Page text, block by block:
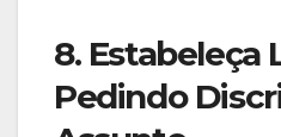
8. Estabeleça
Pedindo